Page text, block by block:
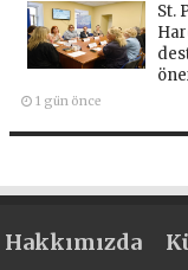
St.
1 gün önce
Hakkımızda